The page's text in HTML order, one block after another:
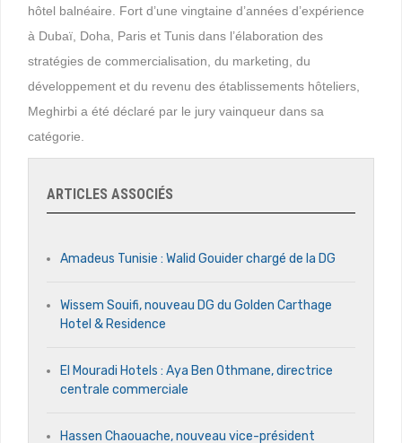
hôtel balnéaire. Fort d’une vingtaine d’années d’expérience
à Dubaï, Doha, Paris et Tunis dans l’élaboration des
stratégies de commercialisation, du marketing, du
développement et du revenu des établissements hôteliers,
Meghirbi a été déclaré par le jury vainqueur dans sa
catégorie.
ARTICLES ASSOCIÉS
Amadeus Tunisie : Walid Gouider chargé de la DG
Wissem Souifi, nouveau DG du Golden Carthage
Hotel & Residence
El Mouradi Hotels : Aya Ben Othmane, directrice
centrale commerciale
Hassen Chaouache, nouveau vice-président